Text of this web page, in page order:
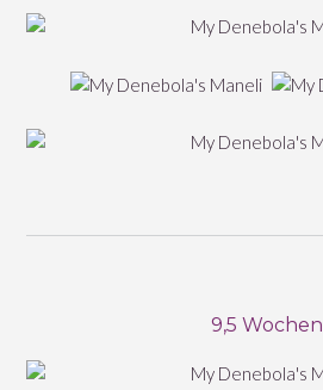
9,5 Wochen